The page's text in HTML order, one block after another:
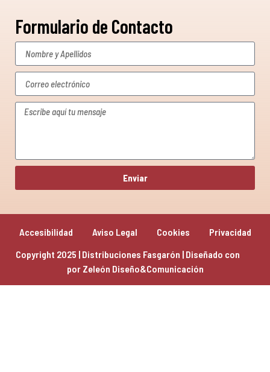
Enviar
Formulario de Contacto
Copyright 2025 | Distribuciones Fasgarón | Diseñado con
por Zeleón Diseño&Comunicación
Accesibilidad Aviso Legal Cookies Privacidad